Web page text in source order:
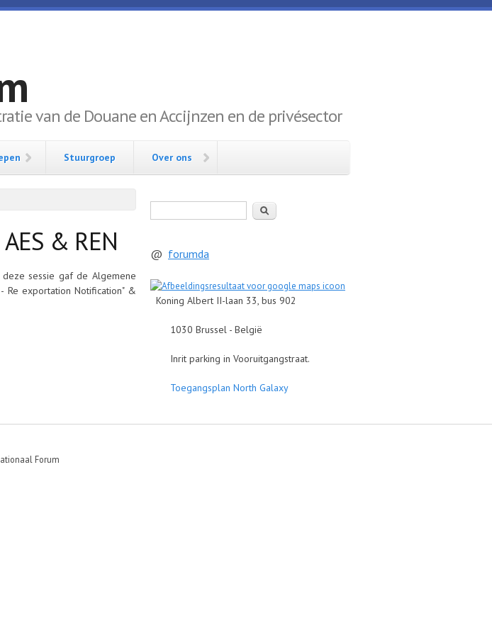
van de Douane en Accijnzen en de privésector
Stuurgroep Over ons
& REN
sessie gaf de Algemene
Re exportation Notification" &
@ forumda
Koning Albert II-laan 33, bus 902
1030 Brussel - België
Inrit parking in Vooruitgangstraat.
Toegangsplan North Galaxy
Forum